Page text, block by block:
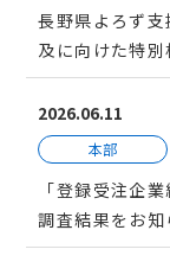
長野県よろず
及に向けた特
2026.06.11
本部
「登録受注企
調査結果をお知